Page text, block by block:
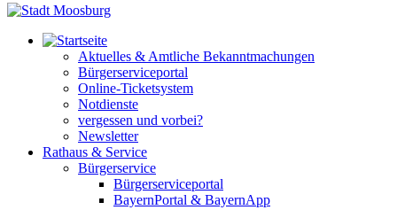
Aktuelles & Amtliche Bekanntmachungen
Bürgerserviceportal
Online-Ticketsystem
Notdienste
vergessen und vorbei?
Newsletter
Rathaus & Service
Bürgerservice
Bürgerserviceportal
BayernPortal & BayernApp